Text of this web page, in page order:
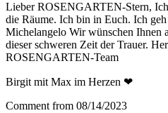
Lieber ROSENGARTEN-Stern,
die Räume. Ich bin in Euch. Ich
Michelangelo Wir wünschen Ihnen
dieser schweren Zeit der Trauer.
ROSENGARTEN-Team
Birgit mit Max im Herzen ❤
Comment from 08/14/2023